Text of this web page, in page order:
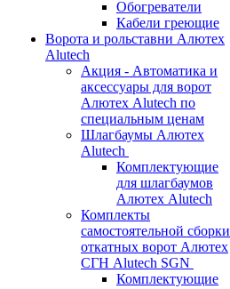
Обогреватели
Кабели греющие
Ворота и рольставни Алютех
Alutech
Акция - Автоматика и
аксессуары для ворот
Алютех Alutech по
специальным ценам
Шлагбаумы Алютех
Alutech
Комплектующие
для шлагбаумов
Алютех Alutech
Комплекты
самостоятельной сборки
откатных ворот Алютех
СГН Alutech SGN
Комплектующие